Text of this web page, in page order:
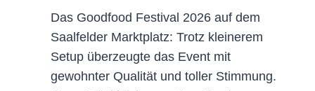
Das Goodfood Festival 2026 auf dem
Saalfelder Marktplatz: Trotz kleinerem
Setup überzeugte das Event mit
gewohnter Qualität und toller Stimmung.